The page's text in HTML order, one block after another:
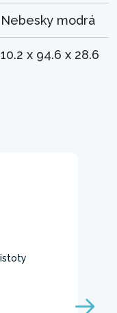
Nebesky modrá
10.2 x 94.6 x 28.6